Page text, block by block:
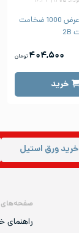
ورق رول استیل 430 عرض 1000 ضخامت
۴۰۴,۵۰۰ تومان
خرید
خرید ورق استیل
صفحه‌های
راهنمای